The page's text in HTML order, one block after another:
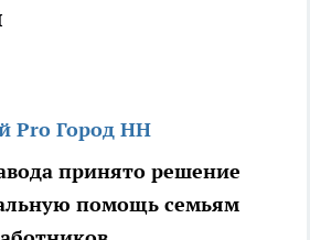
Pro Город НН
принято решение
помощь семьям